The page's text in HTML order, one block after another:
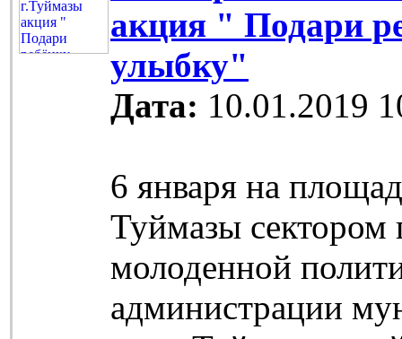
акция " Подари
улыбку"
Дата: 10.01.2019
6 января на
Туймазы сектором
молоденной
администрации